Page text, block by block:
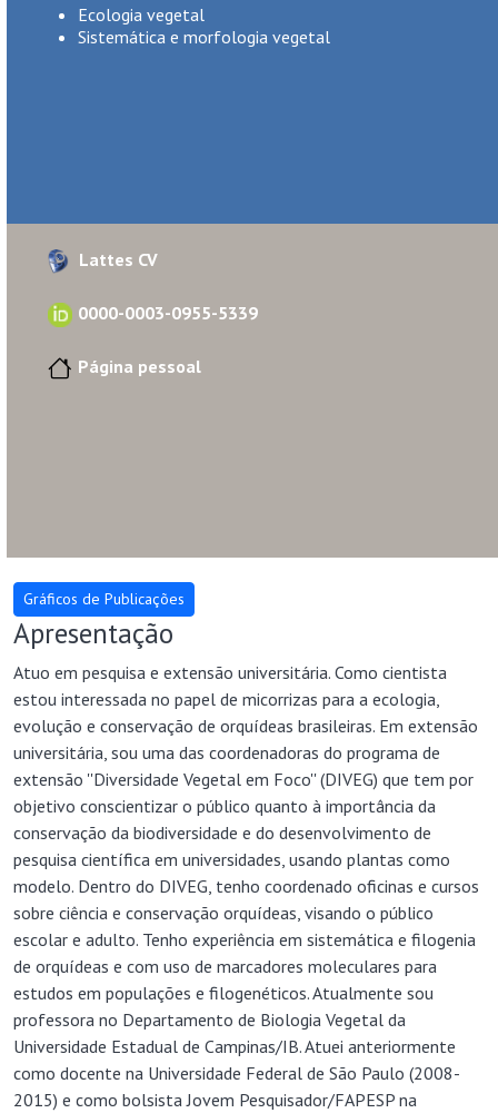
Ecologia vegetal
Sistemática e morfologia vegetal
Lattes CV
0000-0003-0955-5339
Página pessoal
Apresentação
Atuo em pesquisa e extensão universitária. Como cientista
estou interessada no papel de micorrizas para a ecologia,
evolução e conservação de orquídeas brasileiras. Em extensão
universitária, sou uma das coordenadoras do programa de
extensão ''Diversidade Vegetal em Foco'' (DIVEG) que tem por
objetivo conscientizar o público quanto à importância da
conservação da biodiversidade e do desenvolvimento de
pesquisa científica em universidades, usando plantas como
modelo. Dentro do DIVEG, tenho coordenado oficinas e cursos
sobre ciência e conservação orquídeas, visando o público
escolar e adulto. Tenho experiência em sistemática e filogenia
de orquídeas e com uso de marcadores moleculares para
estudos em populações e filogenéticos. Atualmente sou
professora no Departamento de Biologia Vegetal da
Universidade Estadual de Campinas/IB. Atuei anteriormente
como docente na Universidade Federal de São Paulo (2008-
2015) e como bolsista Jovem Pesquisador/FAPESP na